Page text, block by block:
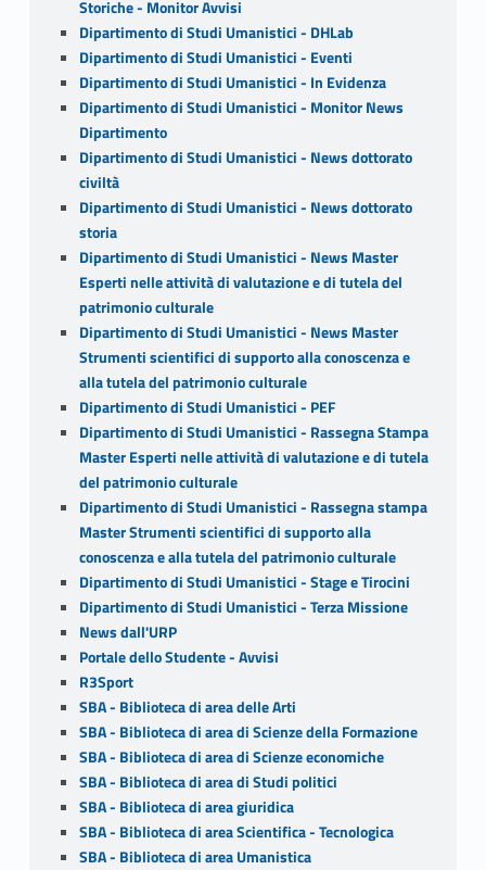
Storiche - Monitor Avvisi
Dipartimento di Studi Umanistici - DHLab
Dipartimento di Studi Umanistici - Eventi
Dipartimento di Studi Umanistici - In Evidenza
Dipartimento di Studi Umanistici - Monitor News
Dipartimento
Dipartimento di Studi Umanistici - News dottorato
civiltà
Dipartimento di Studi Umanistici - News dottorato
storia
Dipartimento di Studi Umanistici - News Master
Esperti nelle attività di valutazione e di tutela del
patrimonio culturale
Dipartimento di Studi Umanistici - News Master
Strumenti scientifici di supporto alla conoscenza e
alla tutela del patrimonio culturale
Dipartimento di Studi Umanistici - PEF
Dipartimento di Studi Umanistici - Rassegna Stampa
Master Esperti nelle attività di valutazione e di tutela
del patrimonio culturale
Dipartimento di Studi Umanistici - Rassegna stampa
Master Strumenti scientifici di supporto alla
conoscenza e alla tutela del patrimonio culturale
Dipartimento di Studi Umanistici - Stage e Tirocini
Dipartimento di Studi Umanistici - Terza Missione
News dall'URP
Portale dello Studente - Avvisi
R3Sport
SBA - Biblioteca di area delle Arti
SBA - Biblioteca di area di Scienze della Formazione
SBA - Biblioteca di area di Scienze economiche
SBA - Biblioteca di area di Studi politici
SBA - Biblioteca di area giuridica
SBA - Biblioteca di area Scientifica - Tecnologica
SBA - Biblioteca di area Umanistica